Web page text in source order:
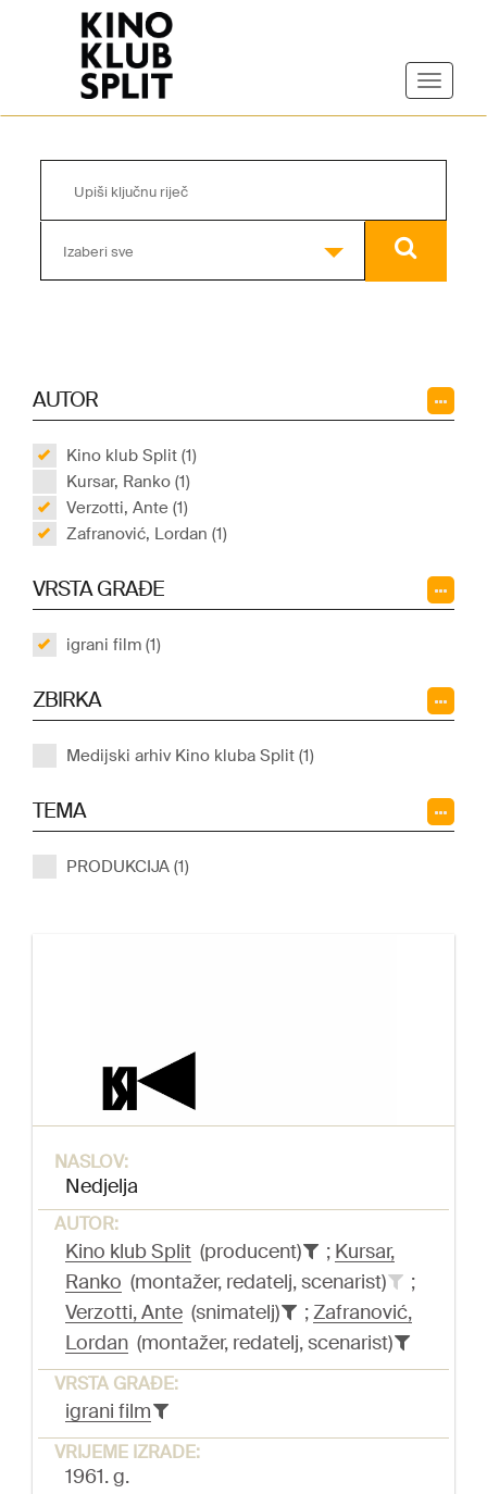
Izaberi sve
AUTOR
Kino klub Split (1)
Kursar, Ranko (1)
Verzotti, Ante (1)
Zafranović, Lordan (1)
VRSTA GRAĐE
igrani film (1)
ZBIRKA
Medijski arhiv Kino kluba Split (1)
TEMA
PRODUKCIJA (1)
NASLOV:
Nedjelja
AUTOR:
Kino klub Split (producent) ; Kursar,
Ranko (montažer, redatelj, scenarist)
;
Verzotti, Ante (snimatelj) ;Zafranović,
Lordan (montažer, redatelj, scenarist)
VRSTA GRAĐE:
igrani film
VRIJEME IZRADE:
1961. g.